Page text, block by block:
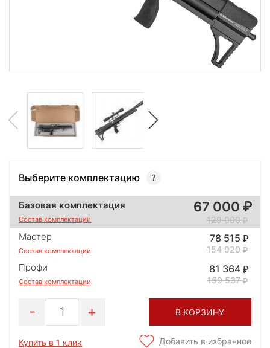
Выберите комплектацию
Базовая комплектация
Состав комплектации
67 000
129 000
Мастер
Состав комплектации
78 515
154 920
Профи
Состав комплектации
81 364
159 537
1 В КОРЗИНУ
Купить в 1 клик
Добавить в избранное